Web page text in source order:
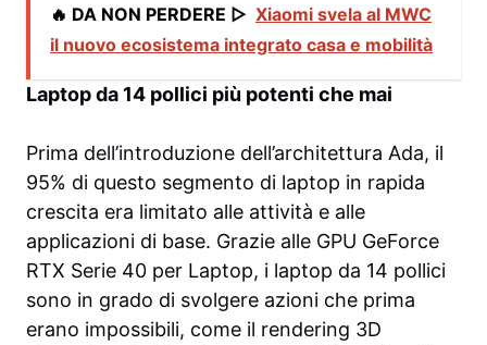
🔥 DA NON PERDERE ▷ Xiaomi svela al MWC
il nuovo ecosistema integrato casa e mobilità
Laptop da 14 pollici più potenti che mai
Prima dell’introduzione dell’architettura Ada, il
95% di questo segmento di laptop in rapida
crescita era limitato alle attività e alle
applicazioni di base. Grazie alle GPU GeForce
RTX Serie 40 per Laptop, i laptop da 14 pollici
sono in grado di svolgere azioni che prima
erano impossibili, come il rendering 3D